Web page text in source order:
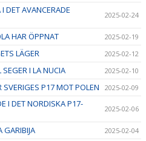
DET AVANCERADE
2025-02-24
HAR ÖPPNAT 2025-02-19
LÄGER 2025-02-12
I LA NUCIA 2025-02-10
P17 MOT POLEN 2025-02-09
I DET NORDISKA P17-
2025-02-06
GARIBIJA 2025-02-04